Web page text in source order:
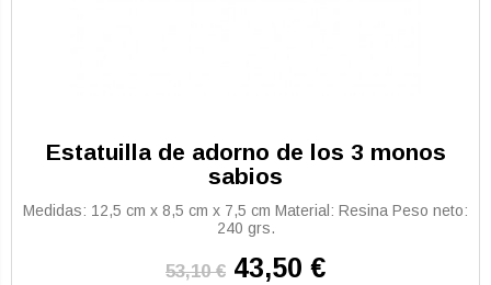
Estatuilla de adorno de los 3 monos
sabios
Medidas: 12,5 cm x 8,5 cm x 7,5 cm Material: Resina Peso neto:
240 grs.
53,10 € 43,50 €